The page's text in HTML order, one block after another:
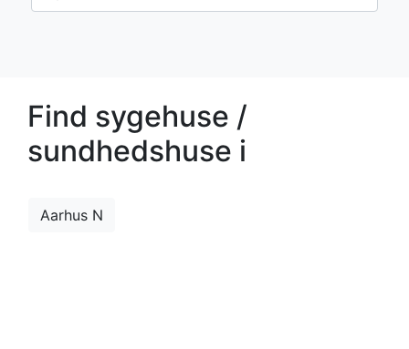
Find sygehuse /
sundhedshuse i
Aarhus N